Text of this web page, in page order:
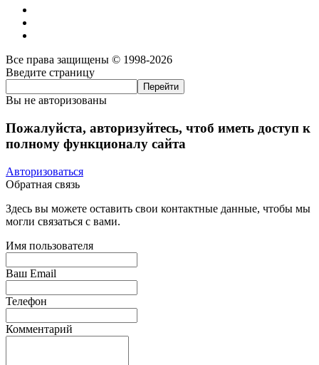
Все права защищены © 1998-2026
Введите страницу
Вы не авторизованы
Пожалуйста, авторизуйтесь, чтоб иметь доступ к
полному функционалу сайта
Авторизоваться
Обратная связь
Здесь вы можете оставить свои контактные данные, чтобы мы
могли связаться с вами.
Имя пользователя
Ваш Email
Телефон
Комментарий